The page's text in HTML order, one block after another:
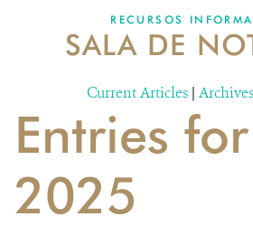
NOSOTROS
DONA
RECURSOS
SALA DE
Current Articles | Archives
Entries
2025